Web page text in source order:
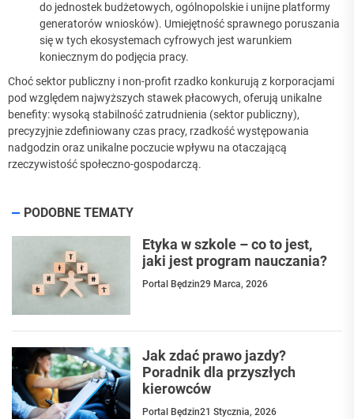
do jednostek budżetowych, ogólnopolskie i unijne platformy
generatorów wniosków). Umiejętność sprawnego poruszania
się w tych ekosystemach cyfrowych jest warunkiem
koniecznym do podjęcia pracy.
Choć sektor publiczny i non-profit rzadko konkurują z korporacjami
pod względem najwyższych stawek płacowych, oferują unikalne
benefity: wysoką stabilność zatrudnienia (sektor publiczny),
precyzyjnie zdefiniowany czas pracy, rzadkość występowania
nadgodzin oraz unikalne poczucie wpływu na otaczającą
rzeczywistość społeczno-gospodarczą.
PODOBNE TEMATY
Etyka w szkole – co to jest,
jaki jest program nauczania?
Portal Będzin29 Marca, 2026
Jak zdać prawo jazdy?
Poradnik dla przyszłych
kierowców
Portal Będzin21 Stycznia, 2026